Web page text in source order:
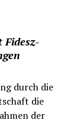
Fidesz-
durch die
die
der